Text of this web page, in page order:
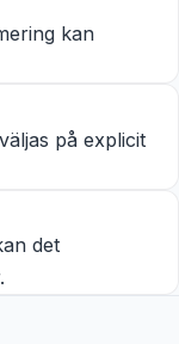
kan
på explicit
det